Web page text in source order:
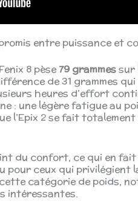
entre puissance et
8 pèse79 grammessur
de 31 grammes
heures d’effort
: une légère fatigue au
l’Epix 2 se fait
du confort, ce qui en
pour ceux qui privilégient
catégorie de poids,
intéressantes.